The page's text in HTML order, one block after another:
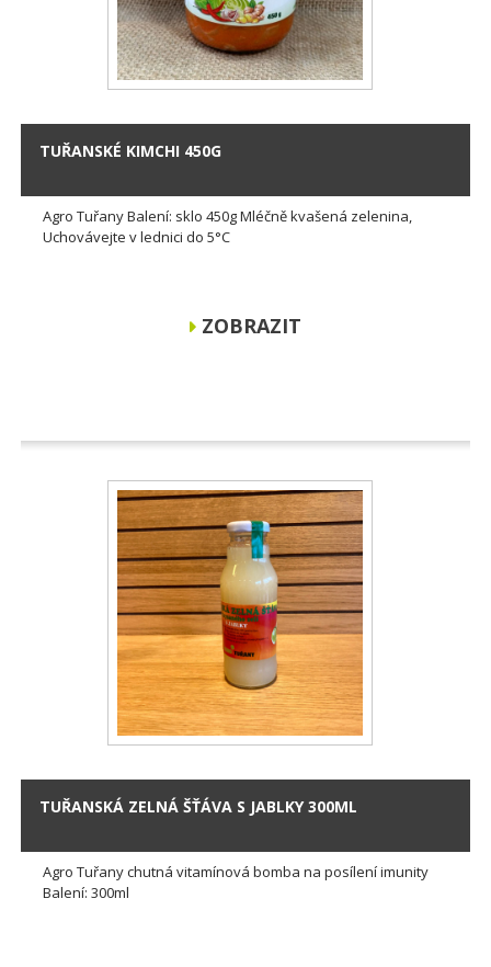
TUŘANSKÉ KIMCHI 450G
Agro Tuřany Balení: sklo 450g Mléčně kvašená zelenina,
Uchovávejte v lednici do 5°C
ZOBRAZIT
TUŘANSKÁ ZELNÁ ŠŤÁVA S JABLKY 300ML
Agro Tuřany chutná vitamínová bomba na posílení imunity
Balení: 300ml